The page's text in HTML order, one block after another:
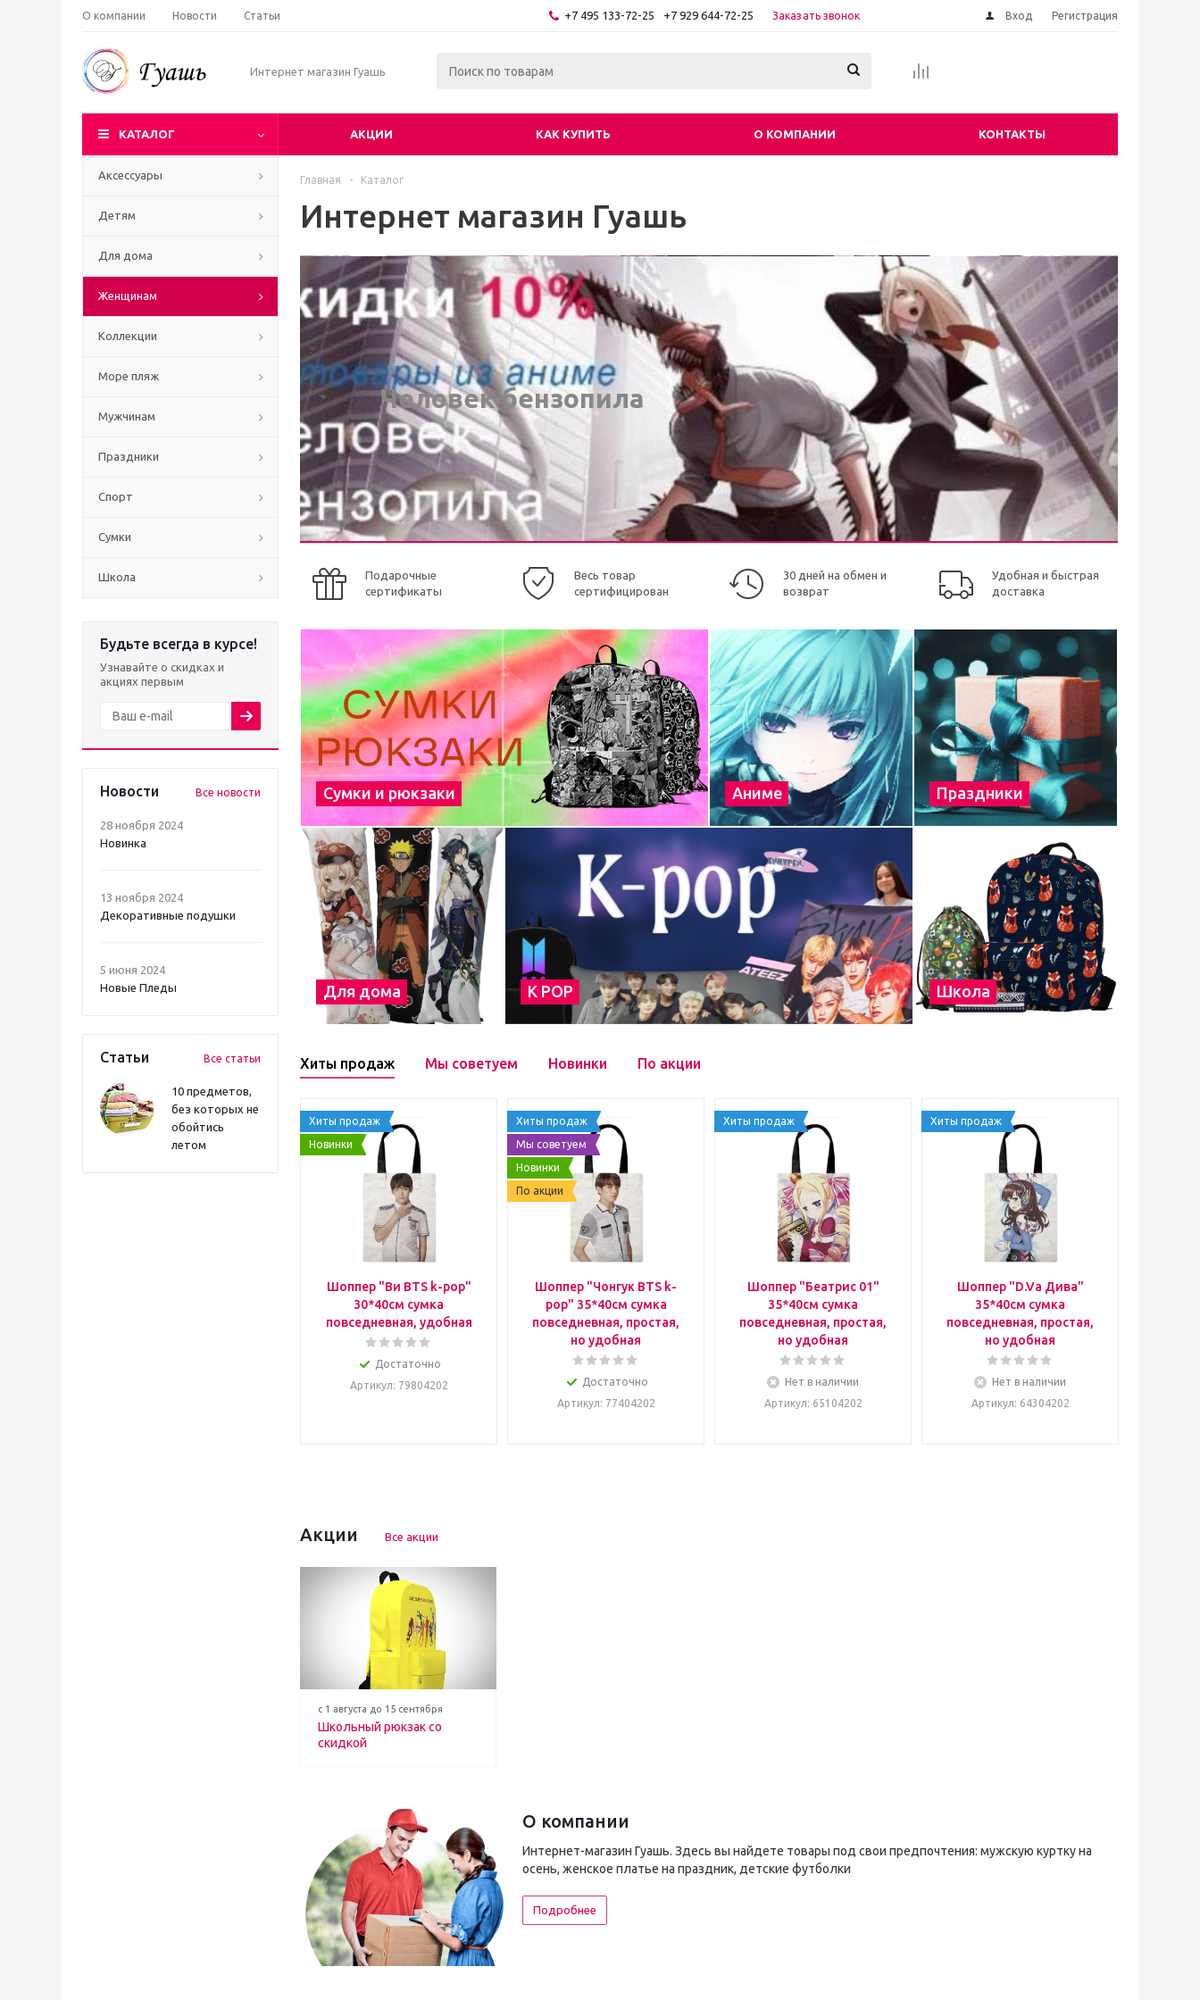
О компании Новости Статьи +7 495 133-72-25 +7 929 644-72-25 Заказать звонок Вход Регистрация
Интернет магазин Гуашь
КАТАЛОГ АКЦИИ КАК КУПИТЬ О КОМПАНИИ КОНТАКТЫ
Аксессуары
Детям
Для дома
Женщинам
Коллекции
Море пляж
Мужчинам
Праздники
Спорт
Сумки
Школа
Будьте всегда в курсе!
Узнавайте о скидках и
акциях первым
Новости Все новости
28 ноября 2024
Новинка
13 ноября 2024
Декоративные подушки
5 июня 2024
Новые Пледы
Статьи Все статьи
10 предметов,
без которых не
обойтись
летом
Главная - Каталог
Интернет магазин Гуашь
Человек бензопила
Подарочные
сертификаты
Весь товар
сертифицирован
30 дней на обмен и
возврат
Удобная и быстрая
доставка
Сумки и рюкзаки Аниме Праздники
Для дома К POP Школа
Хиты продаж Мы советуем Новинки По акции
Хиты продаж
Новинки
Шоппер "Ви BTS k-pop"
30*40см сумка
повседневная, удобная
Достаточно
Артикул: 79804202
Хиты продаж
Мы советуем
Новинки
По акции
Шоппер "Чонгук BTS k-
pop" 35*40см сумка
повседневная, простая,
но удобная
Достаточно
Артикул: 77404202
Хиты продаж
Шоппер "Беатрис 01"
35*40см сумка
повседневная, простая,
но удобная
Нет в наличии
Артикул: 65104202
Хиты продаж
Шоппер "D.Va Дива"
35*40см сумка
повседневная, простая,
но удобная
Нет в наличии
Артикул: 64304202
Акции Все акции
с 1 августа до 15 сентября
Школьный рюкзак со
скидкой
О компании
Интернет-магазин Гуашь. Здесь вы найдете товары под свои предпочтения: мужскую куртку на
осень, женское платье на праздник, детские футболки
Подробнее